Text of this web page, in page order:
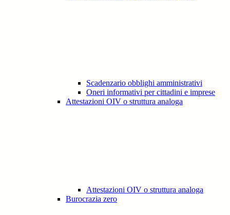
Scadenzario obblighi amministrativi
Oneri informativi per cittadini e imprese
Attestazioni OIV o struttura analoga
Attestazioni OIV o struttura analoga
Burocrazia zero